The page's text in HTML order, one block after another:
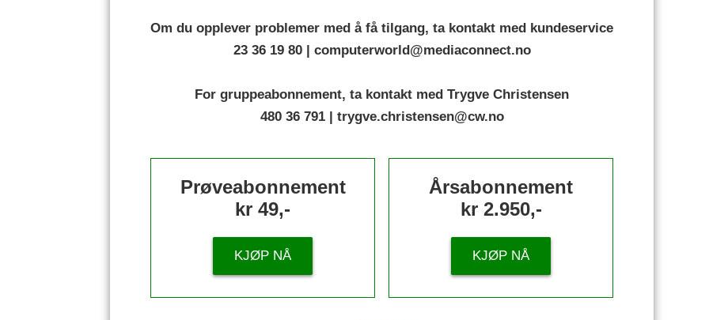
Om du opplever problemer med å få tilgang, ta kontakt med kundeservice
23 36 19 80 | computerworld@mediaconnect.no
For gruppeabonnement, ta kontakt med Trygve Christensen
480 36 791 | trygve.christensen@cw.no
Prøveabonnement
kr 49,-
KJØP NÅ
Årsabonnement
kr 2.950,-
KJØP NÅ